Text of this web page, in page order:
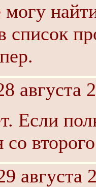
список
августа
Если
августа